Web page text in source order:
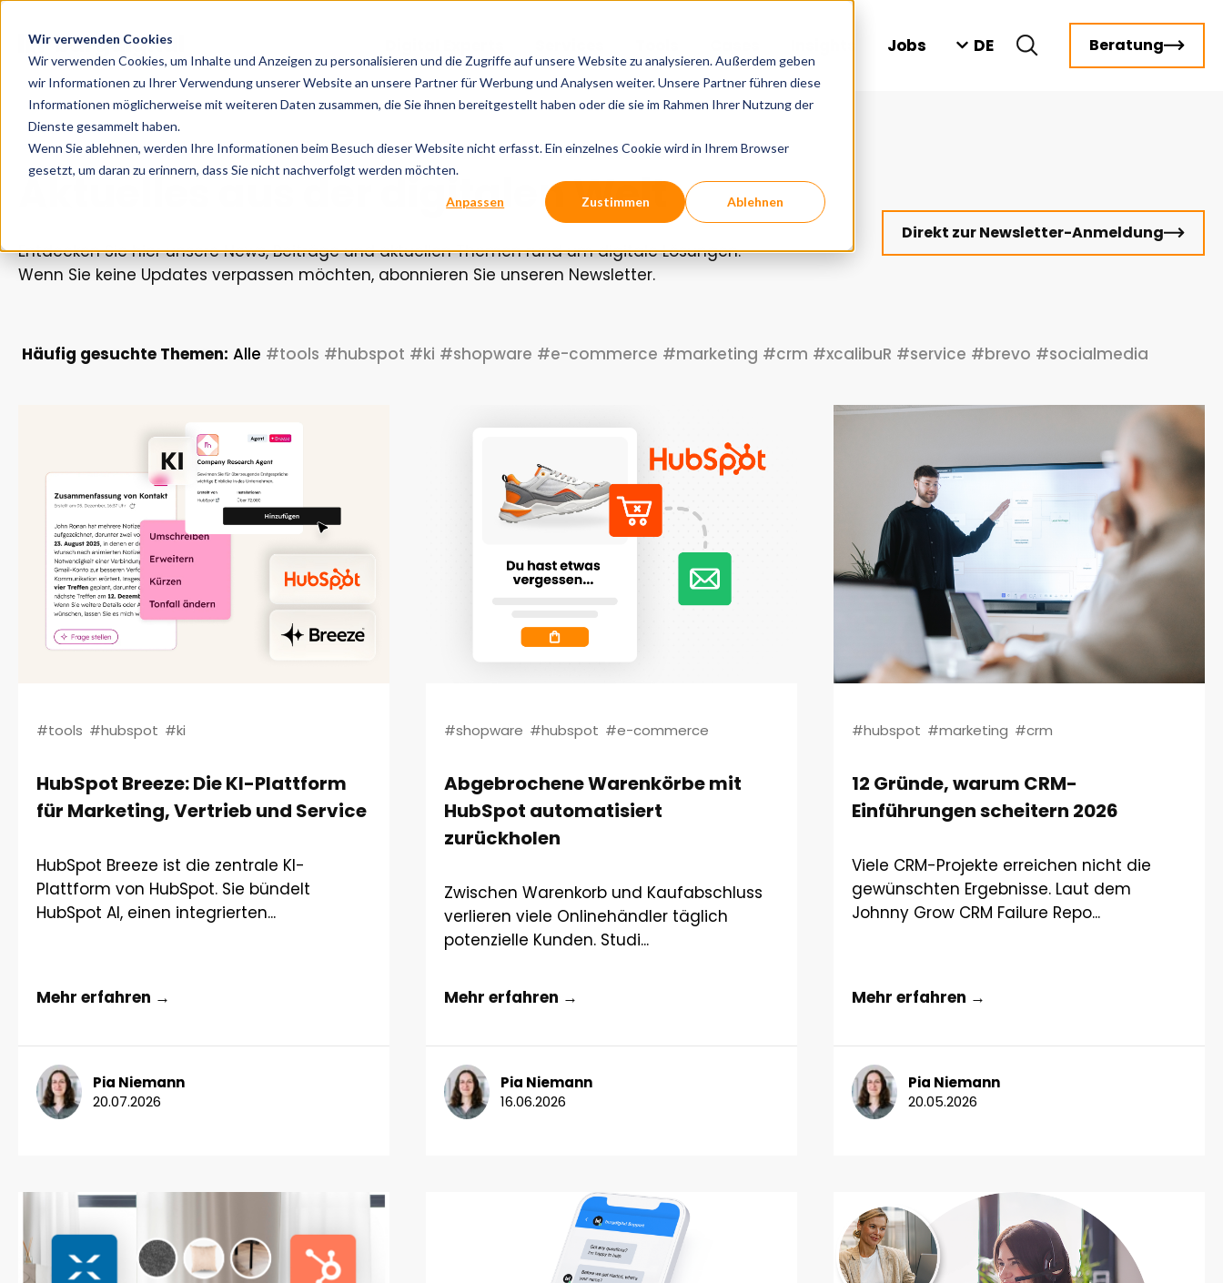
Wir verwenden Cookies
Wir verwenden Cookies, um Inhalte und Anzeigen zu personalisieren und die Zugriffe auf unsere Website zu analysieren. Außerdem geben
wir Informationen zu Ihrer Verwendung unserer Website an unsere Partner für Werbung und Analysen weiter. Unsere Partner führen diese
Informationen möglicherweise mit weiteren Daten zusammen, die Sie ihnen bereitgestellt haben oder die sie im Rahmen Ihrer Nutzung der
Dienste gesammelt haben.
Wenn Sie ablehnen, werden Ihre Informationen beim Besuch dieser Website nicht erfasst. Ein einzelnes Cookie wird in Ihrem Browser
gesetzt, um daran zu erinnern, dass Sie nicht nachverfolgt werden möchten.
Anpassen Zustimmen Ablehnen
Jobs DE Beratung
Aktuelles aus der digitalen Welt
Entdecken Sie hier unsere News, Beiträge und aktuellen Themen rund um digitale Lösungen.
Wenn Sie keine Updates verpassen möchten, abonnieren Sie unseren Newsletter.
Direkt zur Newsletter-Anmeldung
Häufig gesuchte Themen: Alle #tools #hubspot #ki #shopware #e-commerce #marketing #crm #xcalibuR #service #brevo #socialmedia
#tools #hubspot #ki
HubSpot Breeze: Die KI-Plattform
für Marketing, Vertrieb und Service
HubSpot Breeze ist die zentrale KI-
Plattform von HubSpot. Sie bündelt
HubSpot AI, einen integrierten...
Mehr erfahren →
Pia Niemann
20.07.2026
#shopware #hubspot #e-commerce
Abgebrochene Warenkörbe mit
HubSpot automatisiert
zurückholen
Zwischen Warenkorb und Kaufabschluss
verlieren viele Onlinehändler täglich
potenzielle Kunden. Studi...
Mehr erfahren →
Pia Niemann
16.06.2026
#hubspot #marketing #crm
12 Gründe, warum CRM-
Einführungen scheitern 2026
Viele CRM-Projekte erreichen nicht die
gewünschten Ergebnisse. Laut dem
Johnny Grow CRM Failure Repo...
Mehr erfahren →
Pia Niemann
20.05.2026